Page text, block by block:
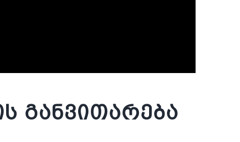
განვითარება